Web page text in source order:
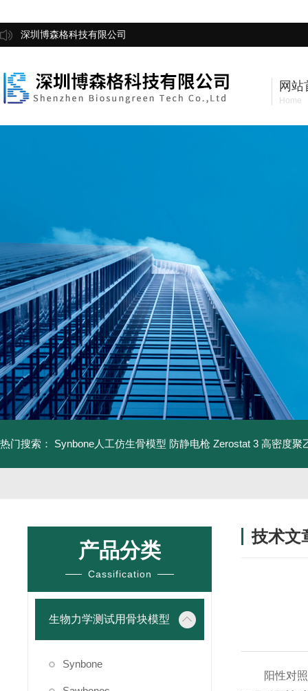
深圳博森格科技有限公司
网站
Home
热门搜索： Synbone人工仿生骨模型 防静电枪 Zerostat 3 高密度聚
产品分类
Cassification
生物力学测试用骨块模型
Synbone
技术文
阳性对照材